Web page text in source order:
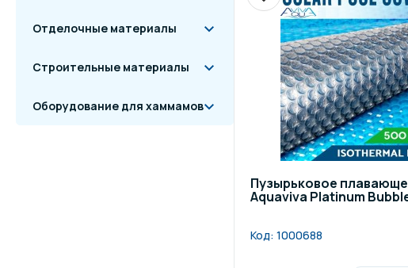
Отделочные материалы
Строительные материалы
Оборудование для хаммамов
Пузырьковое
Aquaviva Platinum
Код: 1000688